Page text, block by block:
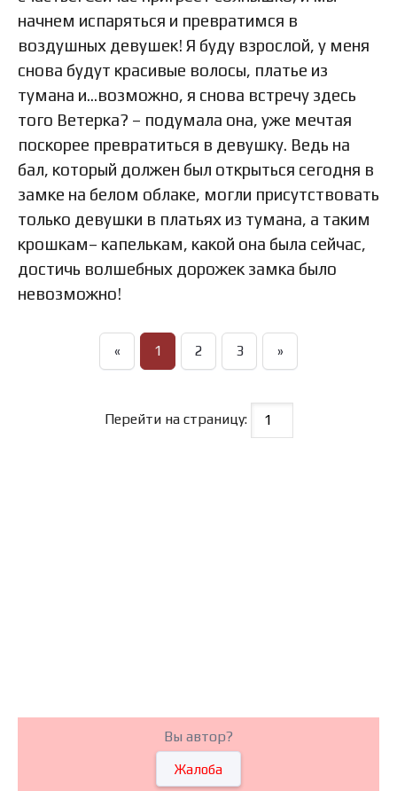
начнем испаряться и превратимся в
воздушных девушек! Я буду взрослой, у меня
снова будут красивые волосы, платье из
тумана и…возможно, я снова встречу здесь
того Ветерка? – подумала она, уже мечтая
поскорее превратиться в девушку. Ведь на
бал, который должен был открыться сегодня в
замке на белом облаке, могли присутствовать
только девушки в платьях из тумана, а таким
крошкам– капелькам, какой она была сейчас,
достичь волшебных дорожек замка было
невозможно!
« 1 2 3 »
Перейти на страницу:
Вы автор?
Жалоба